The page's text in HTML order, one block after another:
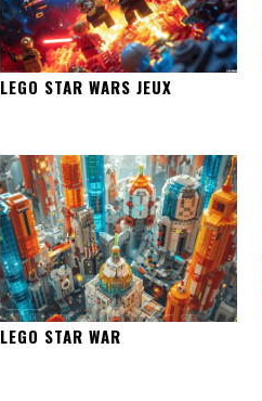
LEGO STAR WARS JEUX
LEGO STAR WAR